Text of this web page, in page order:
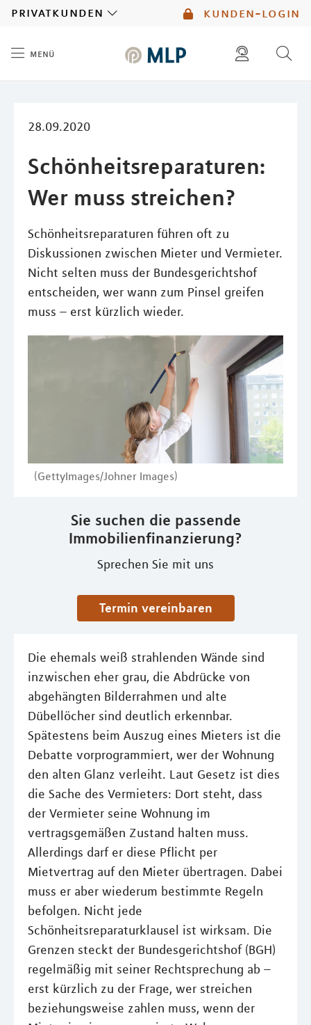
kunden-login
privatkunden
menü
28.09.2020
Schönheitsreparaturen:
Wer muss streichen?
Schönheitsreparaturen führen oft zu
Diskussionen zwischen Mieter und Vermieter.
Nicht selten muss der Bundesgerichtshof
entscheiden, wer wann zum Pinsel greifen
muss – erst kürzlich wieder.
(GettyImages/Johner Images)
Sie suchen die passende
Immobilienfinanzierung?
Sprechen Sie mit uns
Termin vereinbaren
Die ehemals weiß strahlenden Wände sind
inzwischen eher grau, die Abdrücke von
abgehängten Bilderrahmen und alte
Dübellöcher sind deutlich erkennbar.
Spätestens beim Auszug eines Mieters ist die
Debatte vorprogrammiert, wer der Wohnung
den alten Glanz verleiht. Laut Gesetz ist dies
die Sache des Vermieters: Dort steht, dass
der Vermieter seine Wohnung im
vertragsgemäßen Zustand halten muss.
Allerdings darf er diese Pflicht per
Mietvertrag auf den Mieter übertragen. Dabei
muss er aber wiederum bestimmte Regeln
befolgen. Nicht jede
Schönheitsreparaturklausel ist wirksam. Die
Grenzen steckt der Bundesgerichtshof (BGH)
regelmäßig mit seiner Rechtsprechung ab –
erst kürzlich zu der Frage, wer streichen
beziehungsweise zahlen muss, wenn der